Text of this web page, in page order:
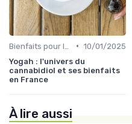
• 10/01/2025
Yogah : l'univers du
cannabidiol et ses bienfaits
en France
À lire aussi